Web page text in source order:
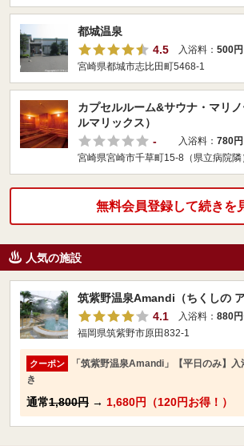
都城温泉
4.5
入浴料： 500円
宮崎県都城市志比田町5468-1
カプセルルーム&サウナ・マリ
ルマリックス）
-
入浴料： 780円
宮崎県宮崎市千草町15-8（県立病院隣
無料会員登録して続きを
人気の施設
筑紫野温泉Amandi（ちくしの ア
4.1
入浴料： 880円
福岡県筑紫野市原田832-1
クーポン
「筑紫野温泉Amandi」【平日のみ】
き
通常1,800円 → 1,680円（120円お得！）